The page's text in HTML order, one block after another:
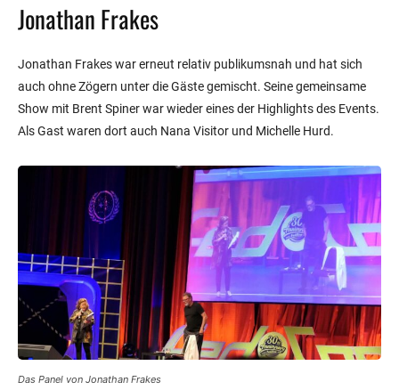
Jonathan Frakes
Jonathan Frakes war erneut relativ publikumsnah und hat sich
auch ohne Zögern unter die Gäste gemischt. Seine gemeinsame
Show mit Brent Spiner war wieder eines der Highlights des Events.
Als Gast waren dort auch Nana Visitor und Michelle Hurd.
Das Panel von Jonathan Frakes